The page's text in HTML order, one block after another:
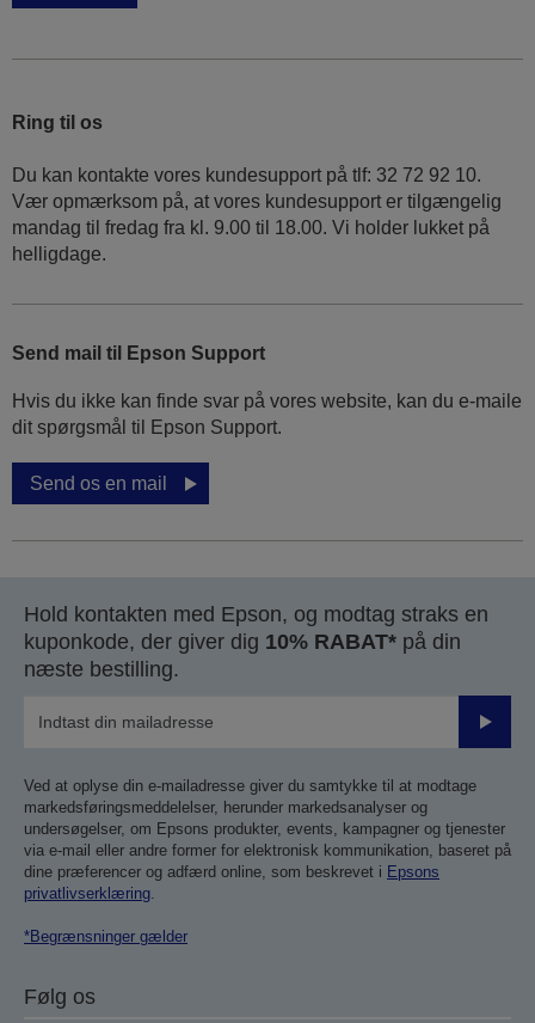
Ring til os
Du kan kontakte vores kundesupport på tlf: 32 72 92 10.
Vær opmærksom på, at vores kundesupport er tilgængelig
mandag til fredag ​​fra kl. 9.00 til 18.00. Vi holder lukket på
helligdage.
Send mail til Epson Support
Hvis du ikke kan finde svar på vores website, kan du e-maile
dit spørgsmål til Epson Support.
Send os en mail
Hold kontakten med Epson, og modtag straks en
kuponkode, der giver dig 10% RABAT* på din
næste bestilling.
Send
Ved at oplyse din e-mailadresse giver du samtykke til at modtage
markedsføringsmeddelelser, herunder markedsanalyser og
undersøgelser, om Epsons produkter, events, kampagner og tjenester
via e-mail eller andre former for elektronisk kommunikation, baseret på
dine præferencer og adfærd online, som beskrevet i Epsons
privatlivserklæring.
*Begrænsninger gælder
Følg os